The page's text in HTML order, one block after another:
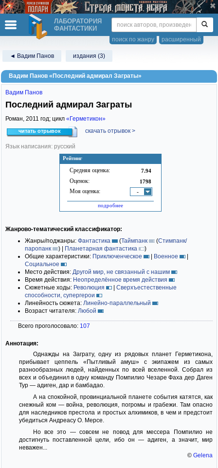
ЛАБОРАТОРИЯ
ФАНТАСТИКИ
расширенный
поиск по жанру
◄ Вадим Панов издания (3)
Вадим Панов «Последний адмирал Заграты»
Рейтинг
Средняя оценка: 7.94
Оценок: 1798
Моя оценка: -
подробнее
Вадим Панов
Последний адмирал Заграты
Роман, 2011 год; цикл «Герметикон»
читать отрывок скачать отрывок >
Язык написания: русский
Жанрово-тематический классификатор:
Жанры/поджанры: Фантастика (Таймпанк (Стимпанк/
паропанк
) | Планетарная фантастика
)
Общие характеристики: Приключенческое | Военное
|
Социальное
Место действия: Другой мир, не связанный с нашим
Время действия: Неопределённое время действия
Сюжетные ходы: Революция | Сверхъестественные
способности, супергерои
Линейность сюжета: Линейно-параллельный
Возраст читателя: Любой
Всего проголосовало: 107
Аннотация:
Однажды на Заграту, одну из рядовых планет Герметикона,
прибывает цеппель «Пытливый амуш» с экипажем из самых
разнообразных людей, найденных по всей вселенной. Собрал из
всех и объединил в одну команду Помпилио Чезаре Фаха дер Даген
Тур — адиген, дар и бамбадао.
А на спокойной, провинциальной планете события катятся, как
снежный ком — война, революция, погромы и грабежи. Там опасно
для наследников престола и простых алхимиков, в чем и предстоит
убедиться Андреасу О. Мерсе.
Но все это — совсем не повод для мессера Помпилио не
достигнуть поставленной цели, ибо он — адиген, а значит, мир
неважен...
© Gelena